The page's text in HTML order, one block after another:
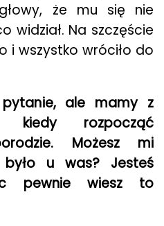
że mu się nie
widział. Na szczęście
i wszystko wróciło do
ale mamy z
kiedy rozpocząć
Możesz mi
u was? Jesteś
pewnie wiesz to